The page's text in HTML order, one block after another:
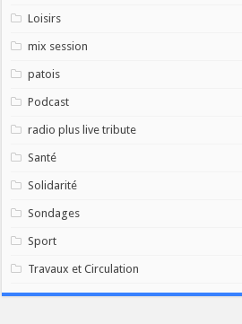
Loisirs
mix session
patois
Podcast
radio plus live tribute
Santé
Solidarité
Sondages
Sport
Travaux et Circulation